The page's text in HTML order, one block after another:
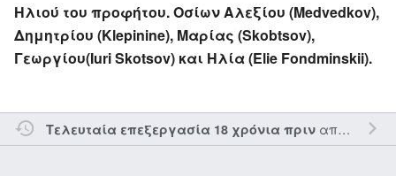
Ηλιού του προφήτου. Οσίων Αλεξίου (Medvedkov),
Δημητρίου (Klepinine), Μαρίας (Skobtsov),
Γεωργίου(Iuri Skotsov) και Ηλία (Elie Fondminskii).
Τελευταία επεξεργασία 18 χρόνια πριναπό τον την